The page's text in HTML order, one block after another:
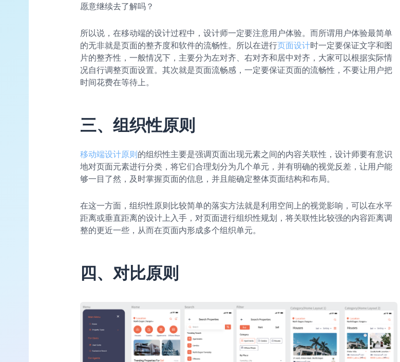
愿意继续去了解吗？
所以说，在移动端的设计过程中，设计师一定要注意用户体验。而所谓用户体验最简单
的无非就是页面的整齐度和软件的流畅性。所以在进行页面设计时一定要保证文字和图
片的整齐性，一般情况下，主要分为左对齐、右对齐和居中对齐，大家可以根据实际情
况自行调整页面设置。其次就是页面流畅感，一定要保证页面的流畅性，不要让用户把
时间花费在等待上。
三、组织性原则
移动端设计原则的组织性主要是强调页面出现元素之间的内容关联性，设计师要有意识
地对页面元素进行分类，将它们合理划分为几个单元，并有明确的视觉反差，让用户能
够一目了然，及时掌握页面的信息，并且能确定整体页面结构和布局。
在这一方面，组织性原则比较简单的落实方法就是利用空间上的视觉影响，可以在水平
距离或垂直距离的设计上入手，对页面进行组织性规划，将关联性比较强的内容距离调
整的更近一些，从而在页面内形成多个组织单元。
四、对比原则